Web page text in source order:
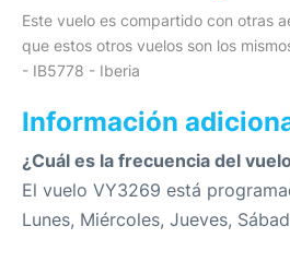
Este vuelo es compartido con otras
que estos otros vuelos son los
- IB5778 - Iberia
Información
¿Cuál es la frecuencia del
El vuelo VY3269 está
Lunes, Miércoles, Jueves,